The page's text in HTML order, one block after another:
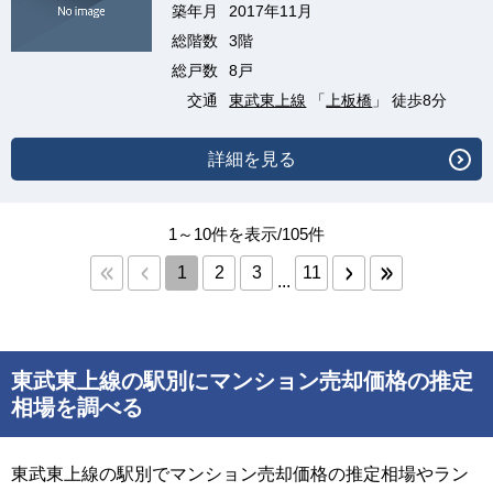
築年月
2017年11月
総階数
3階
総戸数
8戸
交通
東武東上線 「 上板橋 」 徒歩8分
詳細を見る
1～10件を表示/105件
1 2 3 ... 11
東武東上線の駅別にマンション売却価格の推定
相場を調べる
東武東上線の駅別でマンション売却価格の推定相場やラン